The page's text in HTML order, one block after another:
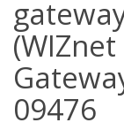
09476